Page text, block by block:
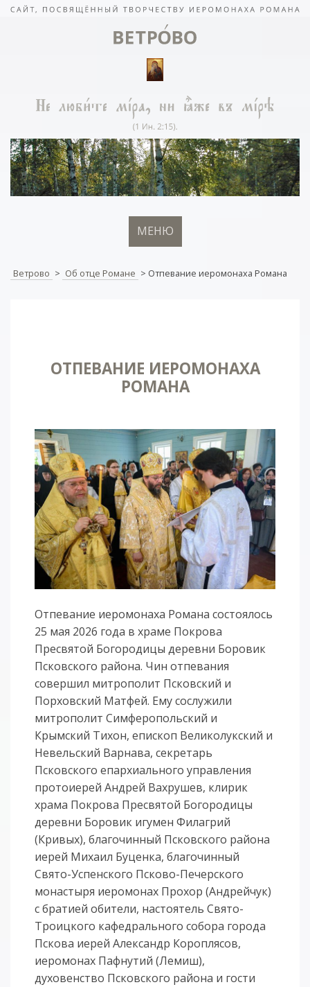
МЕНЮ
Ветрово > Об отце Романе > Отпевание иеромонаха Романа
ОТПЕВАНИЕ ИЕРОМОНАХА
РОМАНА
Отпевание иеромонаха Романа состоялось
25 мая 2026 года в храме Покрова
Пресвятой Богородицы деревни Боровик
Псковского района. Чин отпевания
совершил митрополит Псковский и
Порховский Матфей. Ему сослужили
митрополит Симферопольский и
Крымский Тихон, епископ Великолукский и
Невельский Варнава, секретарь
Псковского епархиального управления
протоиерей Андрей Вахрушев, клирик
храма Покрова Пресвятой Богородицы
деревни Боровик игумен Филагрий
(Кривых), благочинный Псковского района
иерей Михаил Буценка, благочинный
Свято-Успенского Псково-Печерского
монастыря иеромонах Прохор (Андрейчук)
с братией обители, настоятель Свято-
Троицкого кафедрального собора города
Пскова иерей Александр Короплясов,
иеромонах Пафнутий (Лемиш),
духовенство Псковского района и гости